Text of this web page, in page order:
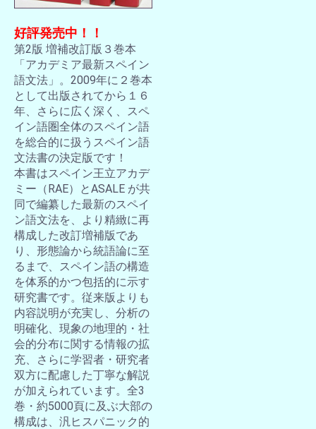
好評発売中！！
第2版 増補改訂版３巻本
「アカデミア最新スペイン
語文法」。2009年に２巻本
として出版されてから１６
年、さらに広く深く、スペ
イン語圏全体のスペイン語
を総合的に扱うスペイン語
文法書の決定版です！
本書はスペイン王立アカデ
ミー（RAE）とASALE が共
同で編纂した最新のスペイ
ン語文法を、より精緻に再
構成した改訂増補版であ
り、形態論から統語論に至
るまで、スペイン語の構造
を体系的かつ包括的に示す
研究書です。従来版よりも
内容説明が充実し、分析の
明確化、現象の地理的・社
会的分布に関する情報の拡
充、さらに学習者・研究者
双方に配慮した丁寧な解説
が加えられています。全3
巻・約5000頁に及ぶ大部の
構成は、汎ヒスパニック的